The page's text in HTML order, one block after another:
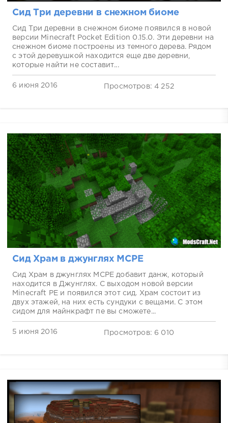
Сид Три деревни в снежном биоме
Сид Три деревни в снежном биоме появился в новой
версии Minecraft Pocket Edition 0.15.0. Эти деревни на
снежном биоме построены из темного дерева. Рядом
с этой деревушкой находится еще две деревни,
которые найти не составит...
6 июня 2016 Просмотров: 4 252
Сид Храм в джунглях MCPE
Сид Храм в джунглях MCPE добавит данж, который
находится в Джунглях. С выходом новой версии
Minecraft PE и появился этот сид. Храм состоит из
двух этажей, на них есть сундуки с вещами. С этом
сидом для майнкрафт пе вы сможете...
5 июня 2016 Просмотров: 6 010